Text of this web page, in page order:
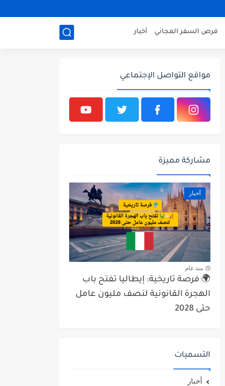
فرص السفر المجاني أخبار
مواقع التواصل الإجتماعي
مشاركة مميزة
أخبار
منذ عام
🌍 فرصة تاريخية: إيطاليا تفتح باب
الهجرة القانونية لنصف مليون عامل
حتى 2028
التسميات
أخبار